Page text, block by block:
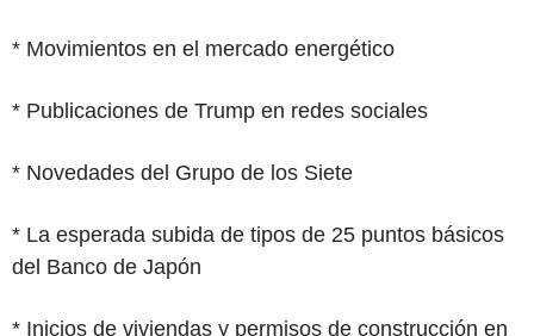
* Movimientos en el mercado energético
* Publicaciones de Trump en redes sociales
* Novedades del Grupo de los Siete
* La esperada subida de tipos de 25 puntos básicos
del Banco de Japón
* Inicios de viviendas y permisos de construcción en